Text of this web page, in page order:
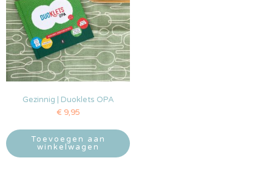
Gezinnig | Duoklets OPA
€ 9,95
Toevoegen aan
winkelwagen